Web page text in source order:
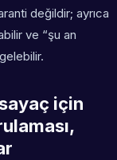
değildir; ayrıca
ve “şu an
için